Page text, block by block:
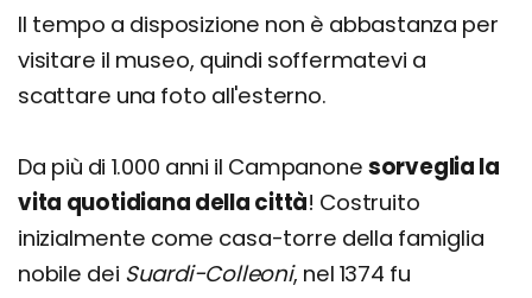
Il tempo a disposizione non è abbastanza per
visitare il museo, quindi soffermatevi a
scattare una foto all'esterno.
Da più di 1.000 anni il Campanone sorveglia la
vita quotidiana della città! Costruito
inizialmente come casa-torre della famiglia
nobile dei Suardi-Colleoni, nel 1374 fu